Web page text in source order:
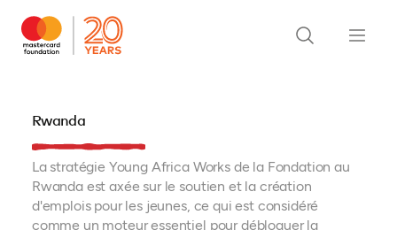
Rwanda
La stratégie Young Africa Works de la Fondation au
Rwanda est axée sur le soutien et la création
d'emplois pour les jeunes, ce qui est considéré
comme un moteur essentiel pour débloquer la